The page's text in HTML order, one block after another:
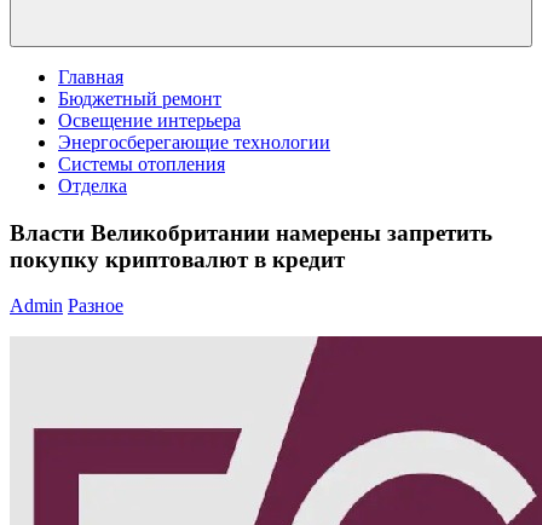
Главная
Бюджетный ремонт
Освещение интерьера
Энергосберегающие технологии
Системы отопления
Отделка
Власти Великобритании намерены запретить
покупку криптовалют в кредит
Admin Разное